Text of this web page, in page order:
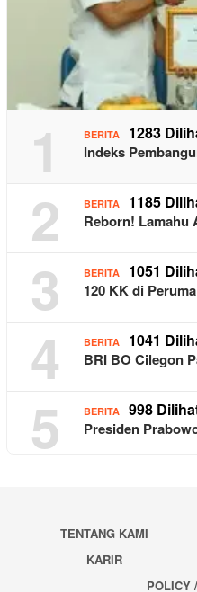
1 BERITA 1283
Indeks
2 BERITA 1185
Reborn!
3 BERITA 1051
120 KK di
4 BERITA 1041
BRI BO Cilegon
5 BERITA 998
Presiden
TENTANG KAMI
KARIR
POLICY